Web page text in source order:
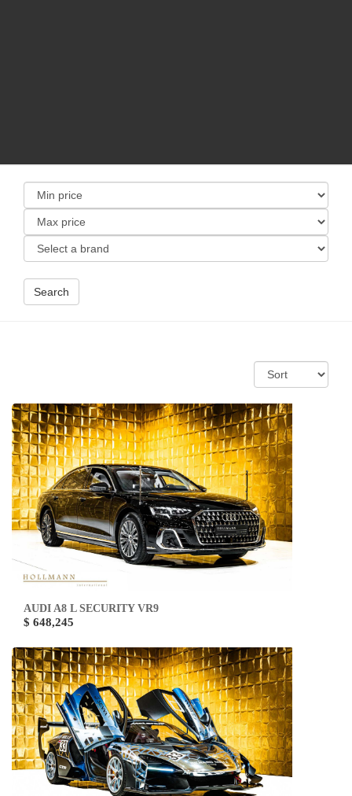
Search
AUDI A8 L SECURITY VR9
$ 648,245